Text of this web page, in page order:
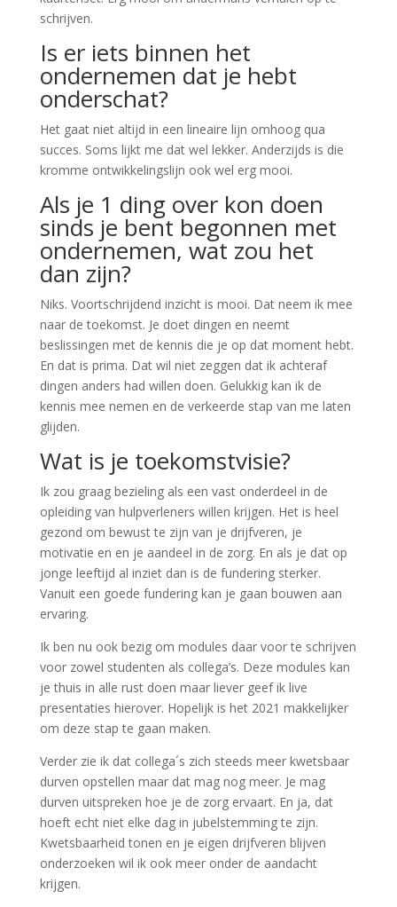
schrijven.
Is er iets binnen het
ondernemen dat je hebt
onderschat?
Het gaat niet altijd in een lineaire lijn omhoog qua
succes. Soms lijkt me dat wel lekker. Anderzijds is die
kromme ontwikkelingslijn ook wel erg mooi.
Als je 1 ding over kon doen
sinds je bent begonnen met
ondernemen, wat zou het
dan zijn?
Niks. Voortschrijdend inzicht is mooi. Dat neem ik mee
naar de toekomst. Je doet dingen en neemt
beslissingen met de kennis die je op dat moment hebt.
En dat is prima. Dat wil niet zeggen dat ik achteraf
dingen anders had willen doen. Gelukkig kan ik de
kennis mee nemen en de verkeerde stap van me laten
glijden.
Wat is je toekomstvisie?
Ik zou graag bezieling als een vast onderdeel in de
opleiding van hulpverleners willen krijgen. Het is heel
gezond om bewust te zijn van je drijfveren, je
motivatie en en je aandeel in de zorg. En als je dat op
jonge leeftijd al inziet dan is de fundering sterker.
Vanuit een goede fundering kan je gaan bouwen aan
ervaring.
Ik ben nu ook bezig om modules daar voor te schrijven
voor zowel studenten als collega’s. Deze modules kan
je thuis in alle rust doen maar liever geef ik live
presentaties hierover. Hopelijk is het 2021 makkelijker
om deze stap te gaan maken.
Verder zie ik dat collega´s zich steeds meer kwetsbaar
durven opstellen maar dat mag nog meer. Je mag
durven uitspreken hoe je de zorg ervaart. En ja, dat
hoeft echt niet elke dag in jubelstemming te zijn.
Kwetsbaarheid tonen en je eigen drijfveren blijven
onderzoeken wil ik ook meer onder de aandacht
krijgen.